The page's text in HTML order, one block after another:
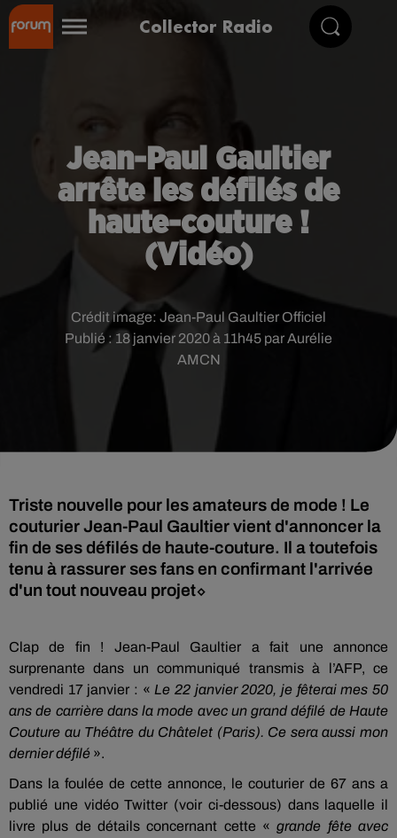
Collector Radio
Jean-Paul Gaultier
arrête les défilés de
haute-couture !
(Vidéo)
Publié : 18 janvier 2020 à 11h45 par Aurélie
AMCN
Crédit image: Jean-Paul Gaultier Officiel
Triste nouvelle pour les amateurs de mode ! Le
couturier Jean-Paul Gaultier vient d'annoncer la
fin de ses défilés de haute-couture. Il a toutefois
tenu à rassurer ses fans en confirmant l'arrivée
d'un tout nouveau projet⬦
Clap de fin ! Jean-Paul Gaultier a fait une annonce
surprenante dans un communiqué transmis à l’AFP, ce
vendredi 17 janvier : « Le 22 janvier 2020, je fêterai mes 50
ans de carrière dans la mode avec un grand défilé de Haute
Couture au Théâtre du Châtelet (Paris). Ce sera aussi mon
dernier défilé ».
Dans la foulée de cette annonce, le couturier de 67 ans a
publié une vidéo Twitter (voir ci-dessous) dans laquelle il
livre plus de détails concernant cette «grande fête avec